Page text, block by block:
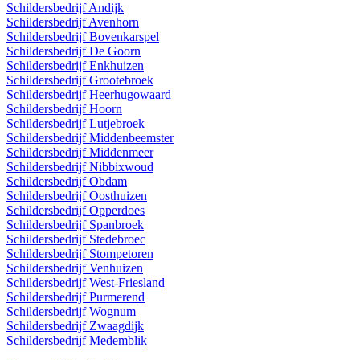
Schildersbedrijf Andijk
Schildersbedrijf Avenhorn
Schildersbedrijf Bovenkarspel
Schildersbedrijf De Goorn
Schildersbedrijf Enkhuizen
Schildersbedrijf Grootebroek
Schildersbedrijf Heerhugowaard
Schildersbedrijf Hoorn
Schildersbedrijf Lutjebroek
Schildersbedrijf Middenbeemster
Schildersbedrijf Middenmeer
Schildersbedrijf Nibbixwoud
Schildersbedrijf Obdam
Schildersbedrijf Oosthuizen
Schildersbedrijf Opperdoes
Schildersbedrijf Spanbroek
Schildersbedrijf Stedebroec
Schildersbedrijf Stompetoren
Schildersbedrijf Venhuizen
Schildersbedrijf West-Friesland
Schildersbedrijf Purmerend
Schildersbedrijf Wognum
Schildersbedrijf Zwaagdijk
Schildersbedrijf Medemblik